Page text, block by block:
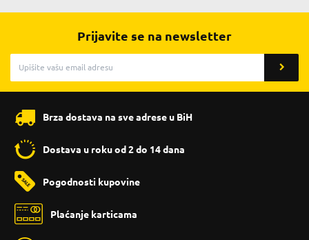
Prijavite se na newsletter
Brza dostava na sve adrese u BiH
Dostava u roku od 2 do 14 dana
Pogodnosti kupovine
Plaćanje karticama